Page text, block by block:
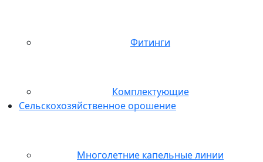
Фитинги
Комплектующие
Сельскохозяйственное орошение
Многолетние капельные линии